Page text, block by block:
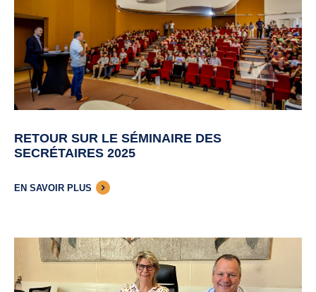
Contact
RETOUR SUR LE SÉMINAIRE DES
SECRÉTAIRES 2025
EN SAVOIR PLUS